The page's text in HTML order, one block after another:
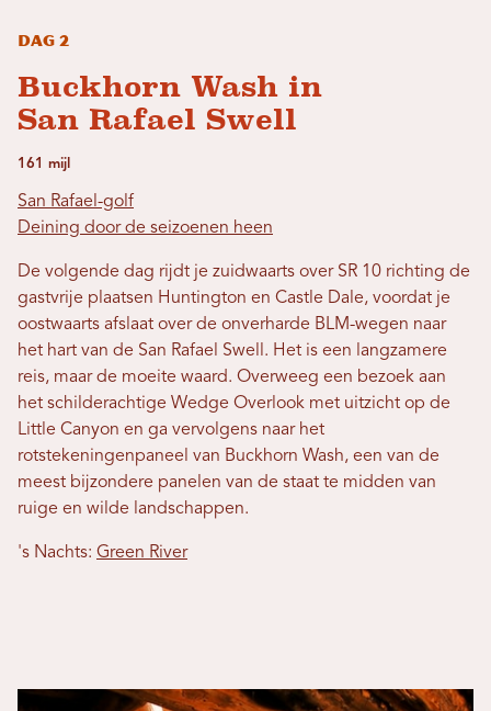
Dag 2
Buckhorn Wash in
San Rafael Swell
161 mijl
San Rafael-golf
Deining door de seizoenen heen
De volgende dag rijdt je zuidwaarts over SR 10 richting de
gastvrije plaatsen Huntington en Castle Dale, voordat je
oostwaarts afslaat over de onverharde BLM-wegen naar
het hart van de San Rafael Swell. Het is een langzamere
reis, maar de moeite waard. Overweeg een bezoek aan
het schilderachtige Wedge Overlook met uitzicht op de
Little Canyon en ga vervolgens naar het
rotstekeningenpaneel van Buckhorn Wash, een van de
meest bijzondere panelen van de staat te midden van
ruige en wilde landschappen.
's Nachts: Green River